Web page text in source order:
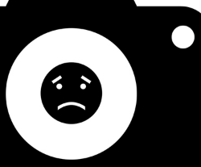
RIFFIFI –
Riffifi 2025 !!!
LE